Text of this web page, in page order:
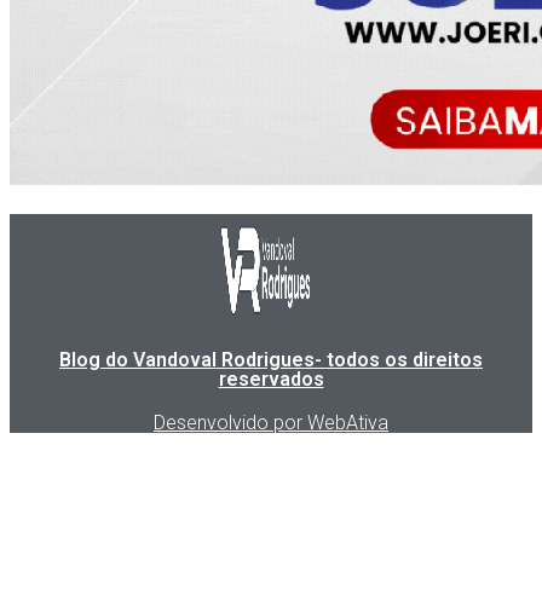
Blog do Vandoval Rodrigues- todos os direitos
reservados
Desenvolvido por WebAtiva